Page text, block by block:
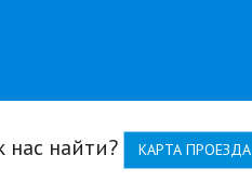
нас найти? КАРТА ПРОЕЗДА